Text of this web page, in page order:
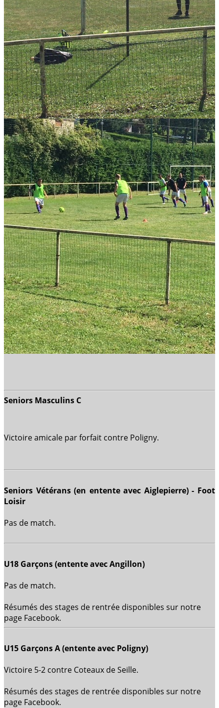
Seniors Masculins C
Victoire amicale par forfait contre Poligny.
Seniors Vétérans (en entente avec Aiglepierre) - Foot
Loisir
Pas de match.
U18 Garçons (entente avec Angillon)
Pas de match.
Résumés des stages de rentrée disponibles sur notre
page Facebook.
U15 Garçons A (entente avec Poligny)
Victoire 5-2 contre Coteaux de Seille.
Résumés des stages de rentrée disponibles sur notre
page Facebook.